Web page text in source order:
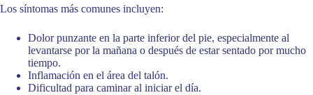
Los síntomas más comunes incluyen:
Dolor punzante en la parte inferior del pie, especialmente al
levantarse por la mañana o después de estar sentado por mucho
tiempo.
Inflamación en el área del talón.
Dificultad para caminar al iniciar el día.